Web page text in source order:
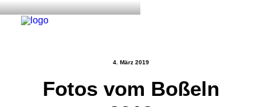
4. März 2019
Fotos vom Boßeln